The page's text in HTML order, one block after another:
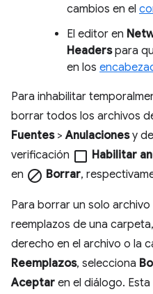
cambios en el
El editor en
Headerspara
en los
Para inhabilitar
borrar todos los archivos
Fuentes>Anulacionesy
verificación check_box_outline_blank Habilitar
en block Borrar,
Para borrar un solo
reemplazos de una
derecho en el archivo o la
Reemplazos, selecciona
Aceptar en el diálogo.